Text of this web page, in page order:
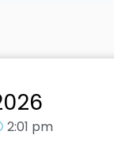
2:01 pm